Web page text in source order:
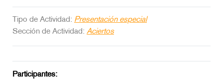
Tipo de Actividad: Presentación especial
Sección de Actividad: Aciertos
Participantes: